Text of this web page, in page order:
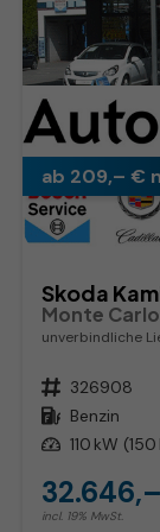
ab 209,– €
Skoda
Monte
unverbindliche
Fahrzeugnr. 326908
Kraftstoff Benzin
Leistung 110 kW (150
incl. 19% MwSt.